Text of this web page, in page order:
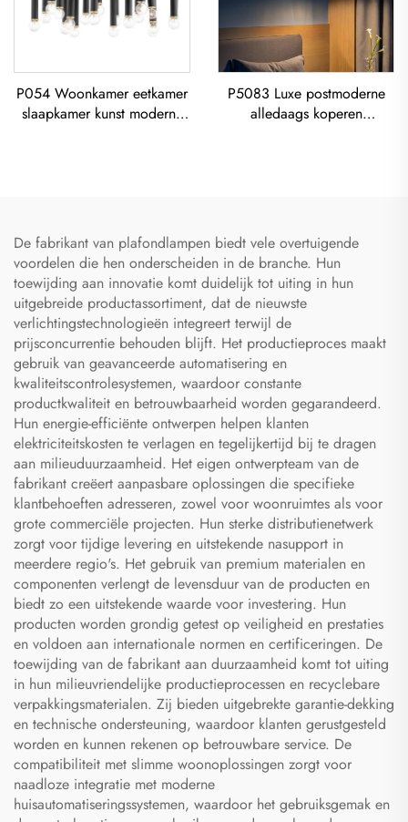
P054 Woonkamer eetkamer
slaapkamer kunst moderne
P5083 Luxe postmoderne
alledaags koperen
De fabrikant van plafondlampen biedt vele overtuigende
voordelen die hen onderscheiden in de branche. Hun
toewijding aan innovatie komt duidelijk tot uiting in hun
uitgebreide productassortiment, dat de nieuwste
verlichtingstechnologieën integreert terwijl de
prijsconcurrentie behouden blijft. Het productieproces maakt
gebruik van geavanceerde automatisering en
kwaliteitscontrolesystemen, waardoor constante
productkwaliteit en betrouwbaarheid worden gegarandeerd.
Hun energie-efficiënte ontwerpen helpen klanten
elektriciteitskosten te verlagen en tegelijkertijd bij te dragen
aan milieuduurzaamheid. Het eigen ontwerpteam van de
fabrikant creëert aanpasbare oplossingen die specifieke
klantbehoeften adresseren, zowel voor woonruimtes als voor
grote commerciële projecten. Hun sterke distributienetwerk
zorgt voor tijdige levering en uitstekende nasupport in
meerdere regio's. Het gebruik van premium materialen en
componenten verlengt de levensduur van de producten en
biedt zo een uitstekende waarde voor investering. Hun
producten worden grondig getest op veiligheid en prestaties
en voldoen aan internationale normen en certificeringen. De
toewijding van de fabrikant aan duurzaamheid komt tot uiting
in hun milieuvriendelijke productieprocessen en recyclebare
verpakkingsmaterialen. Zij bieden uitgebrekte garantie-dekking
en technische ondersteuning, waardoor klanten gerustgesteld
worden en kunnen rekenen op betrouwbare service. De
compatibiliteit met slimme woonoplossingen zorgt voor
naadloze integratie met moderne
huisautomatiseringssystemen, waardoor het gebruiksgemak en